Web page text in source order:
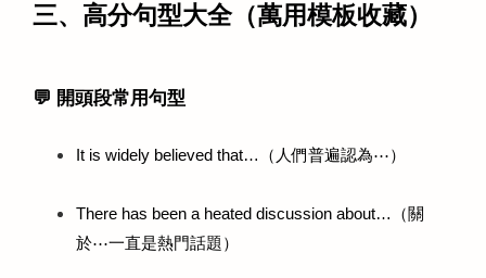
三、高分句型大全（萬用模板收藏）
💬 開頭段常用句型
It is widely believed that…（人們普遍認為⋯）
There has been a heated discussion about…（關
於⋯一直是熱門話題）